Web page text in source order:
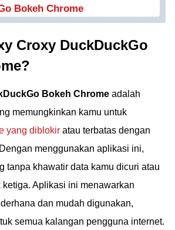
Bokeh Chrome
Croxy DuckDuckGo
Bokeh Chrome adalah
memungkinkan kamu untuk
yang diblokir atau terbatas dengan
menggunakan aplikasi ini,
tanpa khawatir data kamu dicuri atau
Aplikasi ini menawarkan
dan mudah digunakan,
semua kalangan pengguna internet.